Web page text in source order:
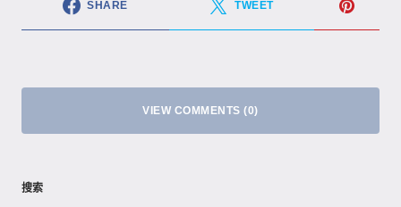
SHARE TWEET
VIEW COMMENTS (0)
搜索